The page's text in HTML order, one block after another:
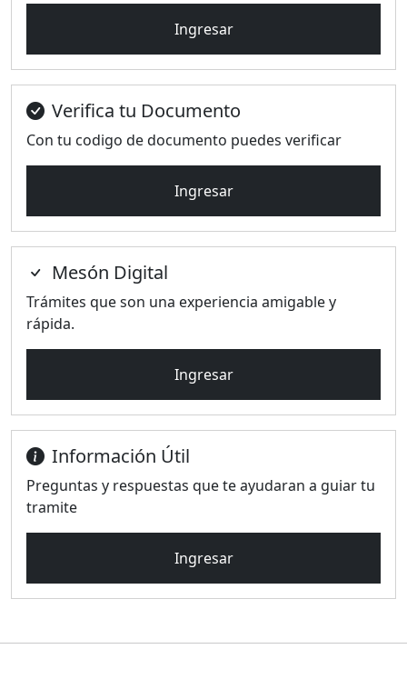
Ingresar
Verifica tu Documento
Con tu codigo de documento puedes verificar
Ingresar
Mesón Digital
Trámites que son una experiencia amigable y
rápida.
Ingresar
Información Útil
Preguntas y respuestas que te ayudaran a guiar tu
tramite
Ingresar